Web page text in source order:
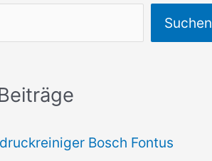
Suchen
Bosch Fontus